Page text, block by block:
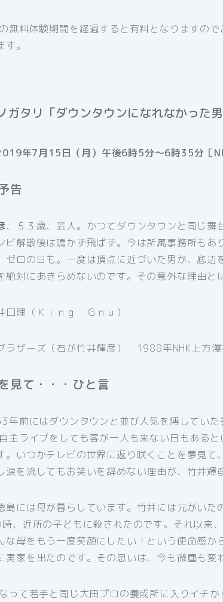
無料体験期間を経過すると有料となりますの
。
ガタリ「ダウンタウンになれなかった男
年7月15日（月）午後6時5分～6時35分［
告
、５３歳、芸人。かつてダウンタウンと同じ舞
ビ解散後は鳴かず飛ばず。今は所属事務所も
ゼロの日も。一度は頂点に近づいた男が、底辺
絶対にあきらめないのです。その意外な理由と
理（Ｋｉｎｇ Ｇｎｕ）
ラザーズ（右が竹井輝彦） 1988年NHK上方漫
見て・・・ひと言
年前にはダウンタウンと並び人気を博してい
主ライブをしても客が一人も来ない日もある
。いつかテレビの世界に返り咲くことを夢見
涙を流してもお笑いを辞めない理由が、竹井輝
島には母が暮らしています。竹井には兄がいた
、近所の子どもに殺されたのです。それ以来
な母をもう一度笑顔にしたい！という使命感
実家を出たのです。その思いは、今も微塵も変
って若手と同じ大田プロの養成所に入りイチ